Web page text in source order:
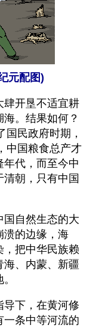
元配图)
肆开垦不适宜耕
。结果如何？
国民政府时期，
中国粮食总产才
代，而至今中
朝，只有中国
国自然生态的大
溃的边缘，海
，把中华民族赖
海、内蒙、新疆
导下，在黄河修
一条中等河流的